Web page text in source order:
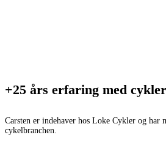
+25 års erfaring med cykler
Carsten er indehaver hos Loke Cykler og har
cykelbranchen.